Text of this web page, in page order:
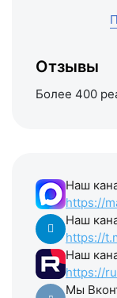
Отзывы
Более 400
Наш
https://
Наш
https://
Наш
https://
Мы